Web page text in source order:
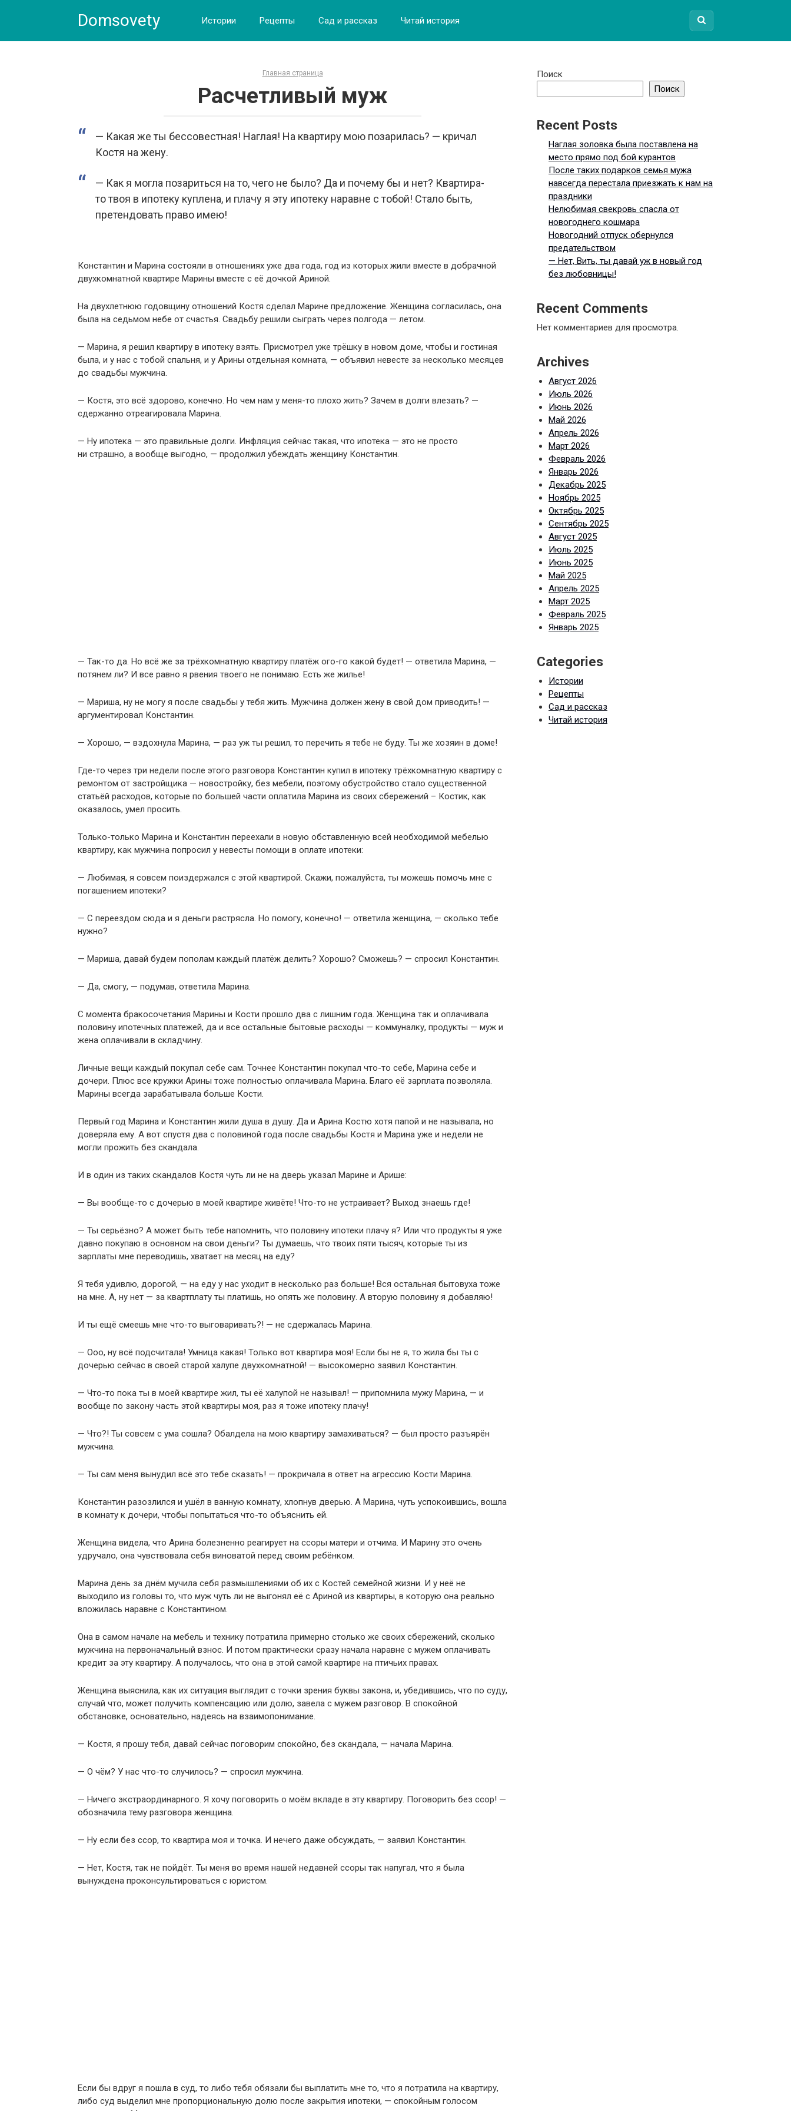
Domsovety Истории Рецепты Сад и рассказ Читай история
Главная страница
Расчетливый муж
— Какая же ты бессовестная! Наглая! На квартиру мою позарилась? — кричал
Костя на жену.
— Как я могла позариться на то, чего не было? Да и почему бы и нет? Квартира-
то твоя в ипотеку куплена, и плачу я эту ипотеку наравне с тобой! Стало быть,
претендовать право имею!
Константин и Марина состояли в отношениях уже два года, год из которых жили вместе в добрачной
двухкомнатной квартире Марины вместе с её дочкой Ариной.
На двухлетнюю годовщину отношений Костя сделал Марине предложение. Женщина согласилась, она
была на седьмом небе от счастья. Свадьбу решили сыграть через полгода — летом.
— Марина, я решил квартиру в ипотеку взять. Присмотрел уже трёшку в новом доме, чтобы и гостиная
была, и у нас с тобой спальня, и у Арины отдельная комната, — объявил невесте за несколько месяцев
до свадьбы мужчина.
— Костя, это всё здорово, конечно. Но чем нам у меня-то плохо жить? Зачем в долги влезать? —
сдержанно отреагировала Марина.
— Ну ипотека — это правильные долги. Инфляция сейчас такая, что ипотека — это не просто
ни страшно, а вообще выгодно, — продолжил убеждать женщину Константин.
— Так-то да. Но всё же за трёхкомнатную квартиру платёж ого-го какой будет! — ответила Марина, —
потянем ли? И все равно я рвения твоего не понимаю. Есть же жилье!
— Мариша, ну не могу я после свадьбы у тебя жить. Мужчина должен жену в свой дом приводить! —
аргументировал Константин.
— Хорошо, — вздохнула Марина, — раз уж ты решил, то перечить я тебе не буду. Ты же хозяин в доме!
Где-то через три недели после этого разговора Константин купил в ипотеку трёхкомнатную квартиру с
ремонтом от застройщика — новостройку, без мебели, поэтому обустройство стало существенной
статьёй расходов, которые по большей части оплатила Марина из своих сбережений – Костик, как
оказалось, умел просить.
Только-только Марина и Константин переехали в новую обставленную всей необходимой мебелью
квартиру, как мужчина попросил у невесты помощи в оплате ипотеки:
— Любимая, я совсем поиздержался с этой квартирой. Скажи, пожалуйста, ты можешь помочь мне с
погашением ипотеки?
— С переездом сюда и я деньги растрясла. Но помогу, конечно! — ответила женщина, — сколько тебе
нужно?
— Мариша, давай будем пополам каждый платёж делить? Хорошо? Сможешь? — спросил Константин.
— Да, смогу, — подумав, ответила Марина.
С момента бракосочетания Марины и Кости прошло два с лишним года. Женщина так и оплачивала
половину ипотечных платежей, да и все остальные бытовые расходы — коммуналку, продукты — муж и
жена оплачивали в складчину.
Личные вещи каждый покупал себе сам. Точнее Константин покупал что-то себе, Марина себе и
дочери. Плюс все кружки Арины тоже полностью оплачивала Марина. Благо её зарплата позволяла.
Марины всегда зарабатывала больше Кости.
Первый год Марина и Константин жили душа в душу. Да и Арина Костю хотя папой и не называла, но
доверяла ему. А вот спустя два с половиной года после свадьбы Костя и Марина уже и недели не
могли прожить без скандала.
И в один из таких скандалов Костя чуть ли не на дверь указал Марине и Арише:
— Вы вообще-то с дочерью в моей квартире живёте! Что-то не устраивает? Выход знаешь где!
— Ты серьёзно? А может быть тебе напомнить, что половину ипотеки плачу я? Или что продукты я уже
давно покупаю в основном на свои деньги? Ты думаешь, что твоих пяти тысяч, которые ты из
зарплаты мне переводишь, хватает на месяц на еду?
Я тебя удивлю, дорогой, — на еду у нас уходит в несколько раз больше! Вся остальная бытовуха тоже
на мне. А, ну нет — за квартплату ты платишь, но опять же половину. А вторую половину я добавляю!
И ты ещё смеешь мне что-то выговаривать?! — не сдержалась Марина.
— Ооо, ну всё подсчитала! Умница какая! Только вот квартира моя! Если бы не я, то жила бы ты с
дочерью сейчас в своей старой халупе двухкомнатной! — высокомерно заявил Константин.
— Что-то пока ты в моей квартире жил, ты её халупой не называл! — припомнила мужу Марина, — и
вообще по закону часть этой квартиры моя, раз я тоже ипотеку плачу!
— Что?! Ты совсем с ума сошла? Обалдела на мою квартиру замахиваться? — был просто разъярён
мужчина.
— Ты сам меня вынудил всё это тебе сказать! — прокричала в ответ на агрессию Кости Марина.
Константин разозлился и ушёл в ванную комнату, хлопнув дверью. А Марина, чуть успокоившись, вошла
в комнату к дочери, чтобы попытаться что-то объяснить ей.
Женщина видела, что Арина болезненно реагирует на ссоры матери и отчима. И Марину это очень
удручало, она чувствовала себя виноватой перед своим ребёнком.
Марина день за днём мучила себя размышлениями об их с Костей семейной жизни. И у неё не
выходило из головы то, что муж чуть ли не выгонял её с Ариной из квартиры, в которую она реально
вложилась наравне с Константином.
Она в самом начале на мебель и технику потратила примерно столько же своих сбережений, сколько
мужчина на первоначальный взнос. И потом практически сразу начала наравне с мужем оплачивать
кредит за эту квартиру. А получалось, что она в этой самой квартире на птичьих правах.
Женщина выяснила, как их ситуация выглядит с точки зрения буквы закона, и, убедившись, что по суду,
случай что, может получить компенсацию или долю, завела с мужем разговор. В спокойной
обстановке, основательно, надеясь на взаимопонимание.
— Костя, я прошу тебя, давай сейчас поговорим спокойно, без скандала, — начала Марина.
— О чём? У нас что-то случилось? — спросил мужчина.
— Ничего экстраординарного. Я хочу поговорить о моём вкладе в эту квартиру. Поговорить без ссор! —
обозначила тему разговора женщина.
— Ну если без ссор, то квартира моя и точка. И нечего даже обсуждать, — заявил Константин.
— Нет, Костя, так не пойдёт. Ты меня во время нашей недавней ссоры так напугал, что я была
вынуждена проконсультироваться с юристом.
Если бы вдруг я пошла в суд, то либо тебя обязали бы выплатить мне то, что я потратила на квартиру,
либо суд выделил мне пропорциональную долю после закрытия ипотеки, — спокойным голосом
Поиск
Поиск
Recent Posts
Наглая золовка была поставлена на
место прямо под бой курантов
После таких подарков семья мужа
навсегда перестала приезжать к нам на
праздники
Нелюбимая свекровь спасла от
новогоднего кошмара
Новогодний отпуск обернулся
предательством
— Нет, Вить, ты давай уж в новый год
без любовницы!
Recent Comments
Нет комментариев для просмотра.
Archives
Август 2026
Июль 2026
Июнь 2026
Май 2026
Апрель 2026
Март 2026
Февраль 2026
Январь 2026
Декабрь 2025
Ноябрь 2025
Октябрь 2025
Сентябрь 2025
Август 2025
Июль 2025
Июнь 2025
Май 2025
Апрель 2025
Март 2025
Февраль 2025
Январь 2025
Categories
Истории
Рецепты
Сад и рассказ
Читай история